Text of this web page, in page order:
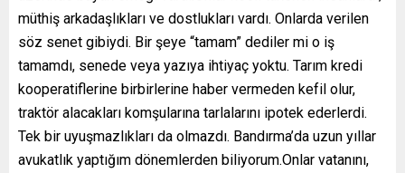
müthiş arkadaşlıkları ve dostlukları vardı. Onlarda verilen
söz senet gibiydi. Bir şeye “tamam” dediler mi o iş
tamamdı, senede veya yazıya ihtiyaç yoktu. Tarım kredi
kooperatiflerine birbirlerine haber vermeden kefil olur,
traktör alacakları komşularına tarlalarını ipotek ederlerdi.
Tek bir uyuşmazlıkları da olmazdı. Bandırma’da uzun yıllar
avukatlık yaptığım dönemlerden biliyorum.Onlar vatanını,